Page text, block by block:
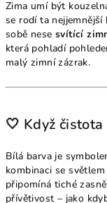
Zima umí být
se rodí ta
sobě nesesvítící
která pohladí
malý zimní zázrak.
🤍 Když
Bílá barva je
kombinaci se
připomíná tiché
přívětivost – jako